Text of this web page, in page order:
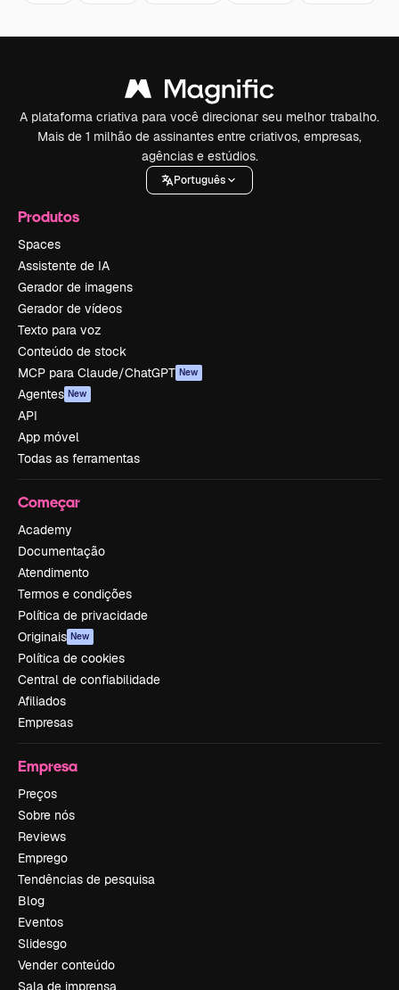
A plataforma criativa para você direcionar seu melhor trabalho.
Mais de 1 milhão de assinantes entre criativos, empresas,
agências e estúdios.
Português
Produtos
Spaces
Assistente de IA
Gerador de imagens
Gerador de vídeos
Texto para voz
Conteúdo de stock
MCP para Claude/ChatGPT New
Agentes New
API
App móvel
Todas as ferramentas
Começar
Academy
Documentação
Atendimento
Termos e condições
Política de privacidade
Originais New
Política de cookies
Central de confiabilidade
Afiliados
Empresas
Empresa
Preços
Sobre nós
Reviews
Emprego
Tendências de pesquisa
Blog
Eventos
Slidesgo
Vender conteúdo
Sala de imprensa